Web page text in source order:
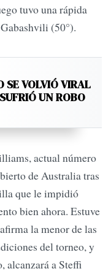
tuvo una rápida
(50°).
VOLVIÓ VIRAL
UN ROBO
actual número
de Australia tras
que le impidió
bien ahora. Estuve
la menor de las
del torneo, y
alcanzará a Steffi